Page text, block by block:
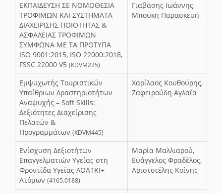
ΕΚΠΑΙΔΕΥΣΗ ΣΕ NOΜΟΘΕΣΙΑ
ΤΡΟΦΙΜΩΝ ΚΑΙ ΣΥΣΤΗΜΑΤΑ
ΔΙΑΧΕΙΡΙΣΗΣ ΠΟΙΟΤΗΤΑΣ &
ΑΣΦΑΛΕΙΑΣ ΤΡΟΦΙΜΩΝ
ΣΥΜΦΩΝΑ ΜΕ ΤΑ ΠΡΟΤΥΠΑ
ΙSO 9001:2015, ISO 22000:2018,
FSSC 22000 V5 (KDVM225)
Γιαβάσης Ιωάννης,
Μπούκη Παρασκευή
Εμψυχωτής Τουριστικών
Υπαίθριων Δραστηριοτήτων
Αναψυχής – Soft Skills:
Δεξιότητες Διαχείρισης
Πελατών &
Προγραμμάτων (KDVM445)
Χαρίλαος Κουθούρης,
Ζαφειρούδη Αγλαΐα
Ενίσχυση Δεξιοτήτων
Επαγγελματιών Υγείας στη
Φροντίδα Υγείας ΛΟΑΤΚΙ+
Ατόμων (4165.0188)
Μαρία Μαλλιαρού,
Ευάγγελος Φραδέλος,
Αριστοτέλης Κοίνης